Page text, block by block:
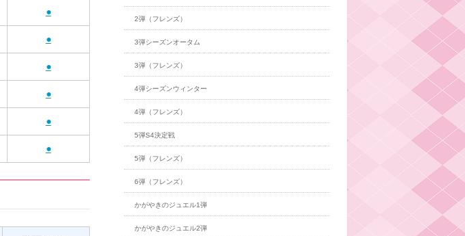
●
●
●
●
●
●
2弾（フレンズ）
3弾シーズンオータム
3弾（フレンズ）
4弾シーズンウィンター
4弾（フレンズ）
5弾S4決定戦
5弾（フレンズ）
6弾（フレンズ）
かがやきのジュエル1弾
かがやきのジュエル2弾